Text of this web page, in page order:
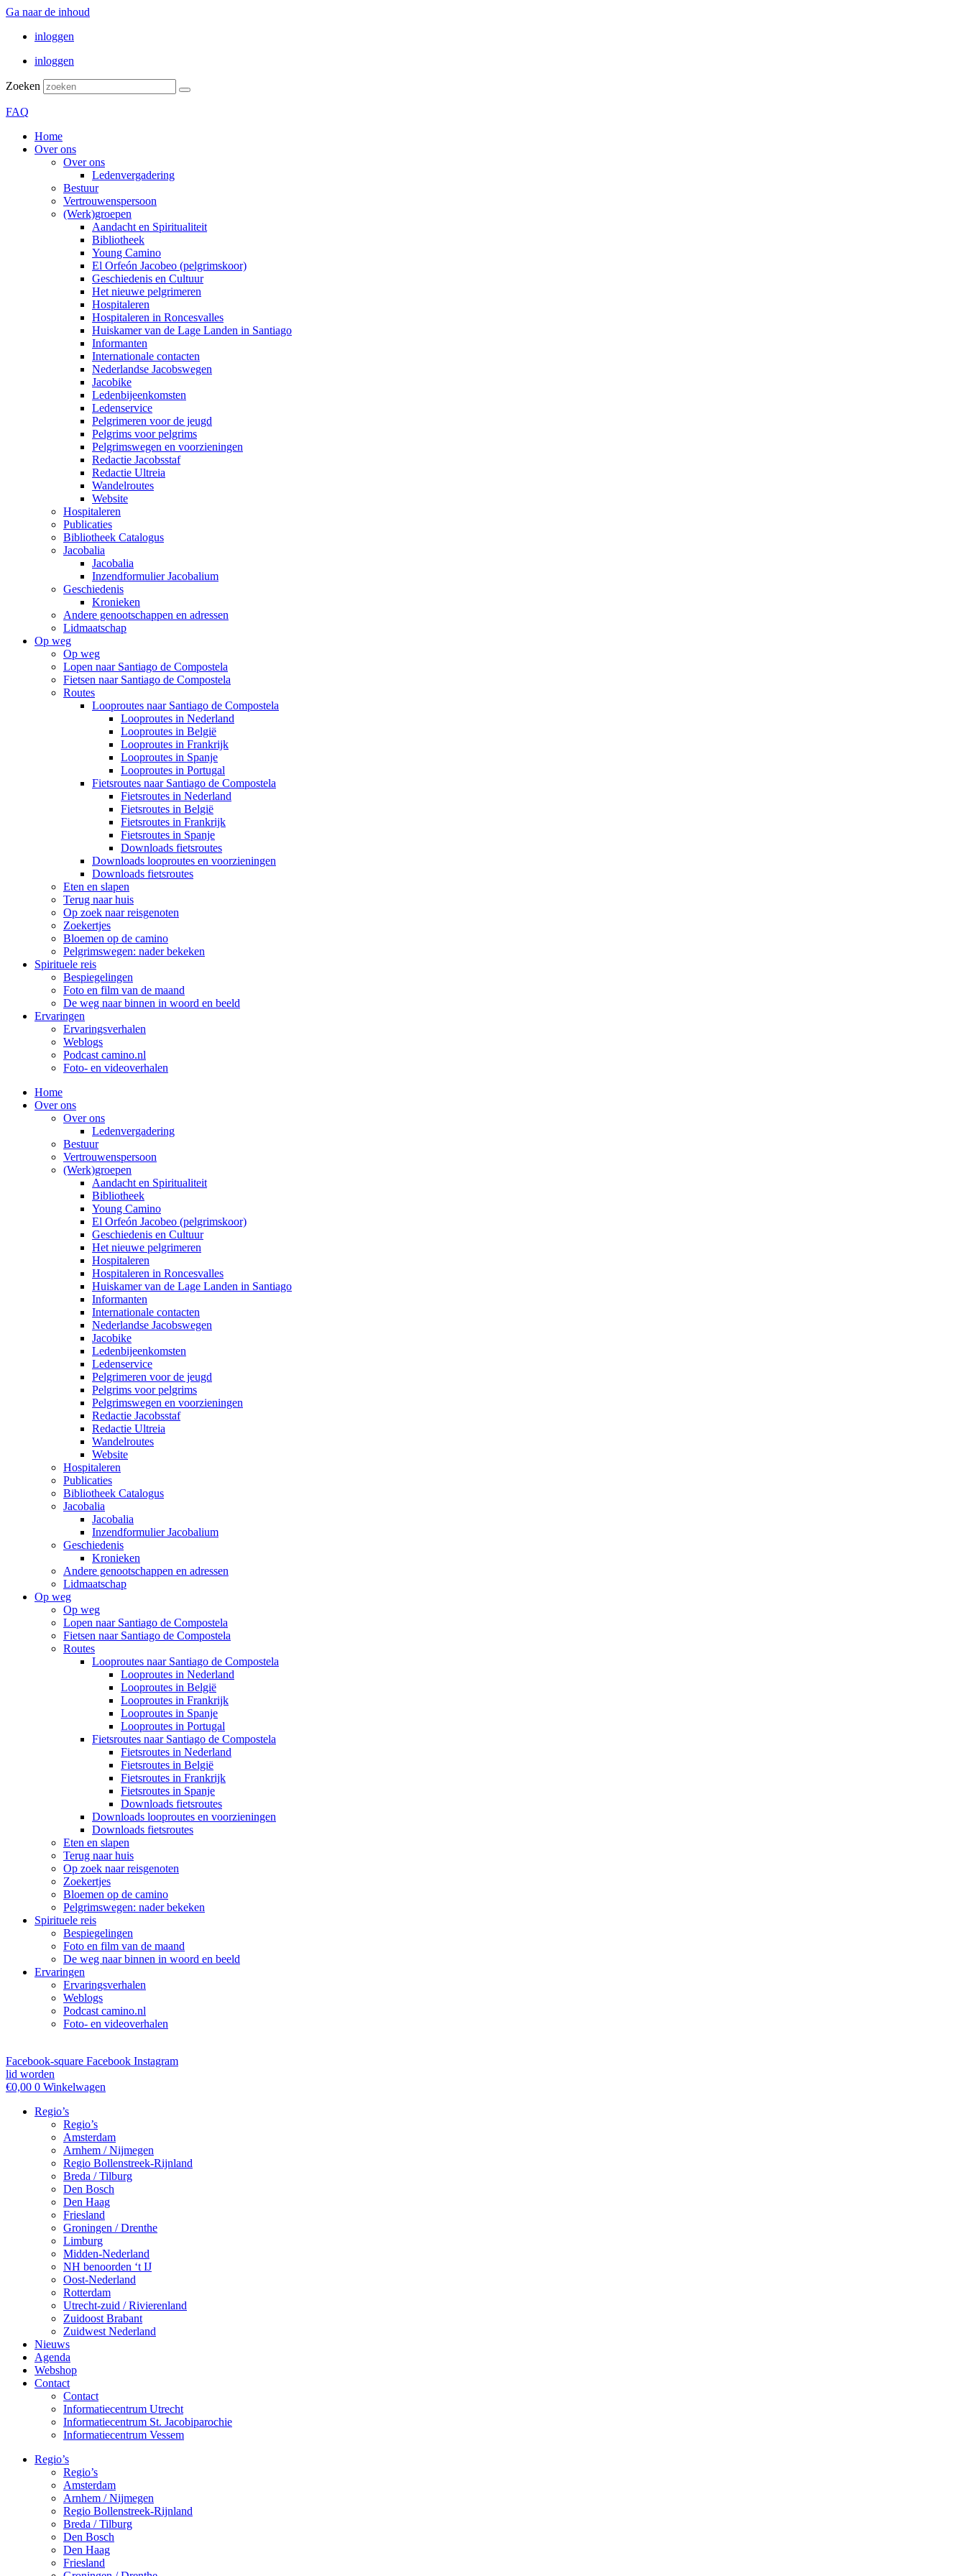
Ga naar de inhoud
inloggen
inloggen
Zoeken
FAQ
Home
Over ons
Over ons
Ledenvergadering
Bestuur
Vertrouwenspersoon
(Werk)groepen
Aandacht en Spiritualiteit
Bibliotheek
Young Camino
El Orfeón Jacobeo (pelgrimskoor)
Geschiedenis en Cultuur
Het nieuwe pelgrimeren
Hospitaleren
Hospitaleren in Roncesvalles
Huiskamer van de Lage Landen in Santiago
Informanten
Internationale contacten
Nederlandse Jacobswegen
Jacobike
Ledenbijeenkomsten
Ledenservice
Pelgrimeren voor de jeugd
Pelgrims voor pelgrims
Pelgrimswegen en voorzieningen
Redactie Jacobsstaf
Redactie Ultreia
Wandelroutes
Website
Hospitaleren
Publicaties
Bibliotheek Catalogus
Jacobalia
Jacobalia
Inzendformulier Jacobalium
Geschiedenis
Kronieken
Andere genootschappen en adressen
Lidmaatschap
Op weg
Op weg
Lopen naar Santiago de Compostela
Fietsen naar Santiago de Compostela
Routes
Looproutes naar Santiago de Compostela
Looproutes in Nederland
Looproutes in België
Looproutes in Frankrijk
Looproutes in Spanje
Looproutes in Portugal
Fietsroutes naar Santiago de Compostela
Fietsroutes in Nederland
Fietsroutes in België
Fietsroutes in Frankrijk
Fietsroutes in Spanje
Downloads fietsroutes
Downloads looproutes en voorzieningen
Downloads fietsroutes
Eten en slapen
Terug naar huis
Op zoek naar reisgenoten
Zoekertjes
Bloemen op de camino
Pelgrimswegen: nader bekeken
Spirituele reis
Bespiegelingen
Foto en film van de maand
De weg naar binnen in woord en beeld
Ervaringen
Ervaringsverhalen
Weblogs
Podcast camino.nl
Foto- en videoverhalen
Home
Over ons
Over ons
Ledenvergadering
Bestuur
Vertrouwenspersoon
(Werk)groepen
Aandacht en Spiritualiteit
Bibliotheek
Young Camino
El Orfeón Jacobeo (pelgrimskoor)
Geschiedenis en Cultuur
Het nieuwe pelgrimeren
Hospitaleren
Hospitaleren in Roncesvalles
Huiskamer van de Lage Landen in Santiago
Informanten
Internationale contacten
Nederlandse Jacobswegen
Jacobike
Ledenbijeenkomsten
Ledenservice
Pelgrimeren voor de jeugd
Pelgrims voor pelgrims
Pelgrimswegen en voorzieningen
Redactie Jacobsstaf
Redactie Ultreia
Wandelroutes
Website
Hospitaleren
Publicaties
Bibliotheek Catalogus
Jacobalia
Jacobalia
Inzendformulier Jacobalium
Geschiedenis
Kronieken
Andere genootschappen en adressen
Lidmaatschap
Op weg
Op weg
Lopen naar Santiago de Compostela
Fietsen naar Santiago de Compostela
Routes
Looproutes naar Santiago de Compostela
Looproutes in Nederland
Looproutes in België
Looproutes in Frankrijk
Looproutes in Spanje
Looproutes in Portugal
Fietsroutes naar Santiago de Compostela
Fietsroutes in Nederland
Fietsroutes in België
Fietsroutes in Frankrijk
Fietsroutes in Spanje
Downloads fietsroutes
Downloads looproutes en voorzieningen
Downloads fietsroutes
Eten en slapen
Terug naar huis
Op zoek naar reisgenoten
Zoekertjes
Bloemen op de camino
Pelgrimswegen: nader bekeken
Spirituele reis
Bespiegelingen
Foto en film van de maand
De weg naar binnen in woord en beeld
Ervaringen
Ervaringsverhalen
Weblogs
Podcast camino.nl
Foto- en videoverhalen
Facebook-square Facebook Instagram
lid worden
€0,00 0 Winkelwagen
Regio’s
Regio’s
Amsterdam
Arnhem / Nijmegen
Regio Bollenstreek-Rijnland
Breda / Tilburg
Den Bosch
Den Haag
Friesland
Groningen / Drenthe
Limburg
Midden-Nederland
NH benoorden ‘t IJ
Oost-Nederland
Rotterdam
Utrecht-zuid / Rivierenland
Zuidoost Brabant
Zuidwest Nederland
Nieuws
Agenda
Webshop
Contact
Contact
Informatiecentrum Utrecht
Informatiecentrum St. Jacobiparochie
Informatiecentrum Vessem
Regio’s
Regio’s
Amsterdam
Arnhem / Nijmegen
Regio Bollenstreek-Rijnland
Breda / Tilburg
Den Bosch
Den Haag
Friesland